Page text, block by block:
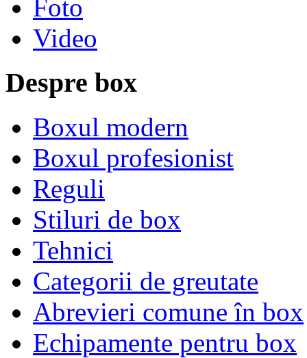
Foto
Video
Despre box
Boxul modern
Boxul profesionist
Reguli
Stiluri de box
Tehnici
Categorii de greutate
Abrevieri comune în box
Echipamente pentru box